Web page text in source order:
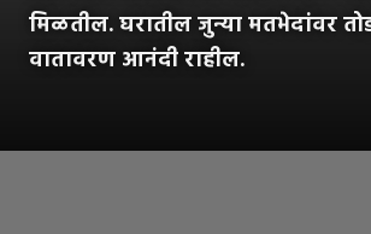
मिळतील. घरातील जुन्या मतभेदांवर
वातावरण आनंदी राहील.